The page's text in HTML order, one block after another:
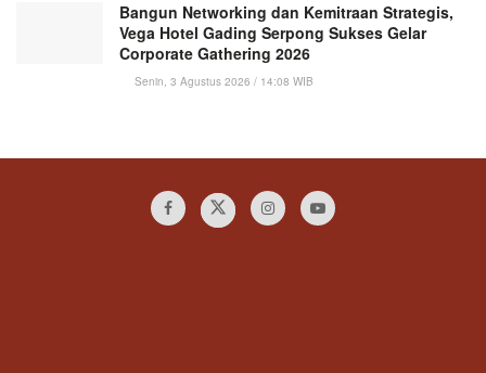
Bangun Networking dan Kemitraan Strategis,
Vega Hotel Gading Serpong Sukses Gelar
Corporate Gathering 2026
Senin, 3 Agustus 2026 / 14:08 WIB